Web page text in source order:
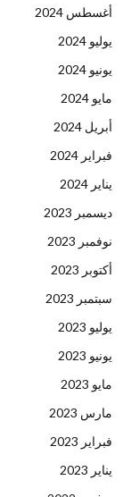
أغسطس 2024
يوليو 2024
يونيو 2024
مايو 2024
أبريل 2024
فبراير 2024
يناير 2024
ديسمبر 2023
نوفمبر 2023
أكتوبر 2023
سبتمبر 2023
يوليو 2023
يونيو 2023
مايو 2023
مارس 2023
فبراير 2023
يناير 2023